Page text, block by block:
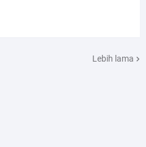
Lebih lama